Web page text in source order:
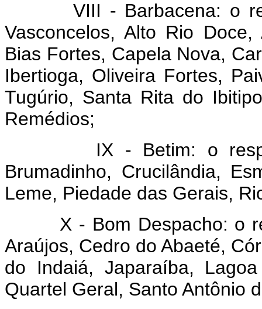
VIII - Barbacena: o
Vasconcelos, Alto Rio
Bias Fortes, Capela Nova,
Ibertioga, Oliveira Fortes,
Tugúrio, Santa Rita do
Remédios;
IX - Betim: o
Brumadinho, Crucilândia,
Leme, Piedade das Gerais,
X - Bom Despacho: o
Araújos, Cedro do Abaeté,
do Indaiá, Japaraíba,
Quartel Geral, Santo Antônio